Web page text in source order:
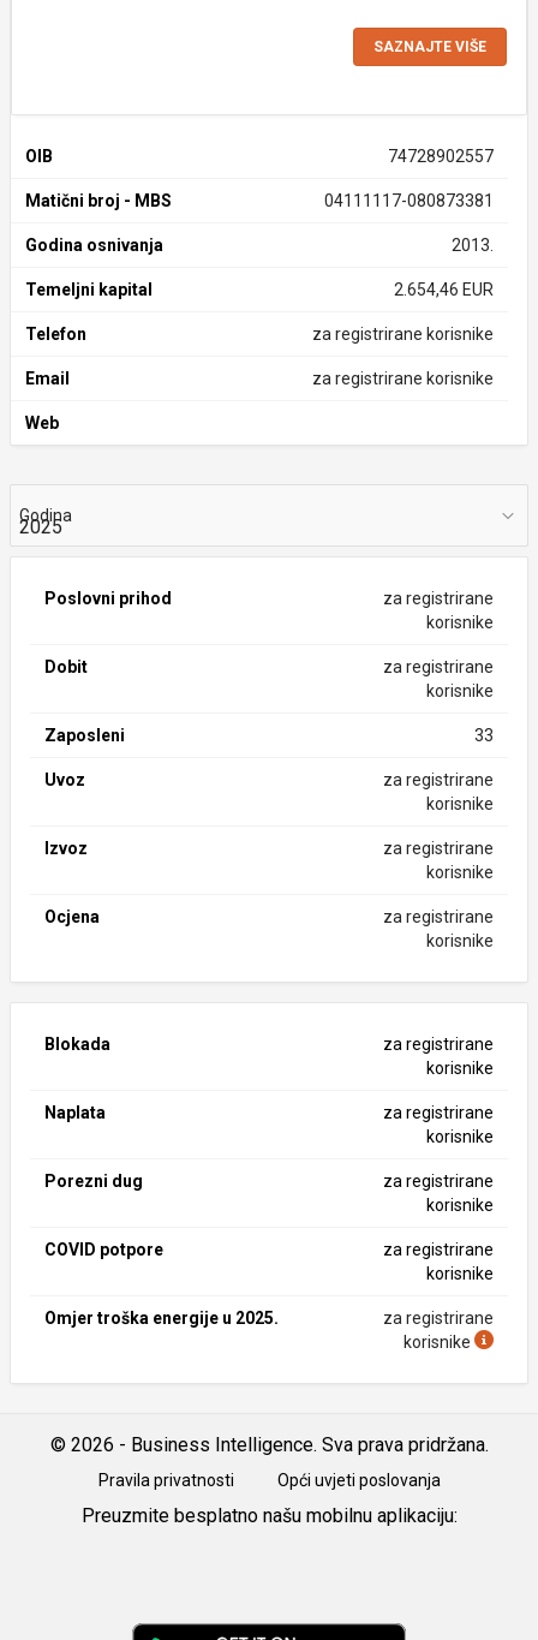
SAZNAJTE VIŠE
OIB 74728902557
Matični broj - MBS 04111117-080873381
Godina osnivanja 2013.
Temeljni kapital 2.654,46 EUR
Telefon za registrirane korisnike
Email za registrirane korisnike
Web
Godina
Poslovni prihod
za registrirane
korisnike
Dobit
za registrirane
korisnike
Zaposleni 33
Uvoz
za registrirane
korisnike
Izvoz
za registrirane
korisnike
Ocjena
za registrirane
korisnike
Blokada
za registrirane
korisnike
Naplata
za registrirane
korisnike
Porezni dug
za registrirane
korisnike
COVID potpore
za registrirane
korisnike
Omjer troška energije u 2025.
za registrirane
korisnike
© 2026 - Business Intelligence. Sva prava pridržana.
Pravila privatnosti Opći uvjeti poslovanja
Preuzmite besplatno našu mobilnu aplikaciju: